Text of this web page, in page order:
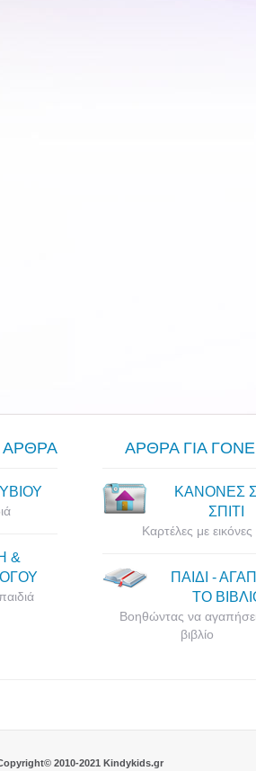
&
ΑΡΘΡΑ ΓΙΑ
ΚΑΝΟΝΕΣ
ΣΠΙΤΙ
Καρτέλες με εικόνες
ΠΑΙΔΙ -
ΤΟ
Βοηθώντας να
βιβλίο
2010-2021 Kindykids.gr